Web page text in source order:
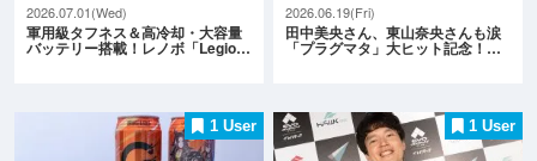
2026.07.01(Wed)
軍用級タフネス＆高冷却・大容量
バッテリー搭載！レノボ「Legio…
2026.06.19(Fri)
田中美央さん、東山奈央さんも涙
「プラグマタ」大ヒット記念！…
1 User 1 User